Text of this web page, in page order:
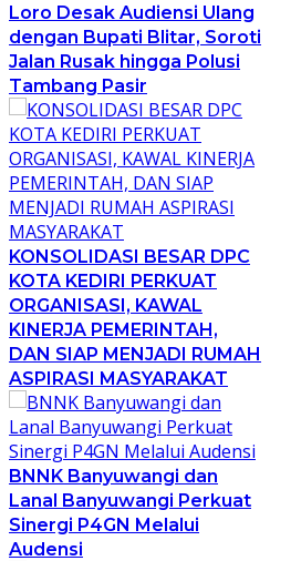
Loro Desak Audiensi Ulang
dengan Bupati Blitar, Soroti
Jalan Rusak hingga Polusi
Tambang Pasir
KONSOLIDASI BESAR DPC
KOTA KEDIRI PERKUAT
ORGANISASI, KAWAL
KINERJA PEMERINTAH,
DAN SIAP MENJADI RUMAH
ASPIRASI MASYARAKAT
BNNK Banyuwangi dan
Lanal Banyuwangi Perkuat
Sinergi P4GN Melalui
Audensi